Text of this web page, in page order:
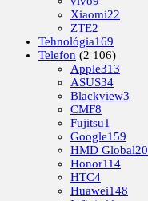
Xiaomi22
ZTE2
Tehnológia169
Telefon (2 106)
Apple313
ASUS34
Blackview3
CMF8
Fujitsu1
Google159
HMD Global20
Honor114
HTC4
Huawei148